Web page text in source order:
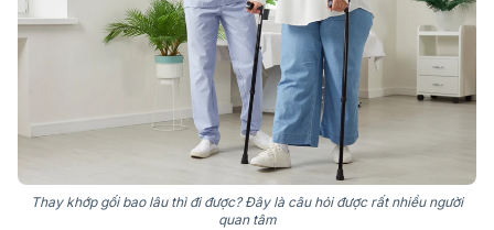
Thay khớp gối bao lâu thì đi được? Đây là câu hỏi được rất nhiều người
quan tâm